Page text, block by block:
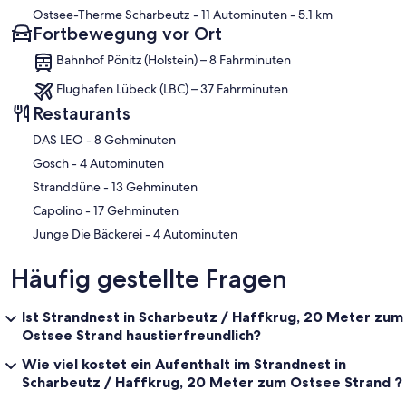
Ostsee-Therme Scharbeutz - 11 Autominuten- 5.1 km
Fortbewegung vor Ort
Bahnhof Pönitz (Holstein) – 8 Fahrminuten
Flughafen Lübeck (LBC) – 37 Fahrminuten
Restaurants
‪DAS LEO - ‬8 Gehminuten
‪Gosch - ‬4 Autominuten
‪Stranddüne - ‬13 Gehminuten
‪Capolino - ‬17 Gehminuten
‪Junge Die Bäckerei - ‬4 Autominuten
Häufig gestellte Fragen
Ist Strandnest in Scharbeutz / Haffkrug, 20 Meter zum
Ostsee Strand haustierfreundlich?
Wie viel kostet ein Aufenthalt im Strandnest in
Scharbeutz / Haffkrug, 20 Meter zum Ostsee Strand ?